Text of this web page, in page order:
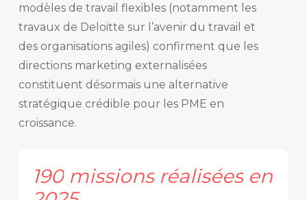
modèles de travail flexibles (notamment les
travaux de Deloitte sur l’avenir du travail et
des organisations agiles) confirment que les
directions marketing externalisées
constituent désormais une alternative
stratégique crédible pour les PME en
croissance.
190 missions réalisées en